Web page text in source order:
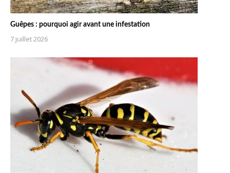
Guêpes : pourquoi agir avant une infestation
7 juillet 2026